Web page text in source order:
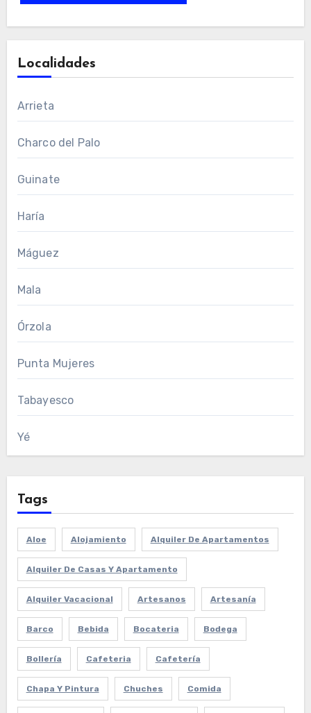
Localidades
Arrieta
Charco del Palo
Guinate
Haría
Máguez
Mala
Órzola
Punta Mujeres
Tabayesco
Yé
Tags
Aloe Alojamiento Alquiler De Apartamentos
Alquiler De Casas Y Apartamento
Alquiler Vacacional Artesanos Artesanía
Barco Bebida Bocateria Bodega
Bollería Cafeteria Cafetería
Chapa Y Pintura Chuches Comida